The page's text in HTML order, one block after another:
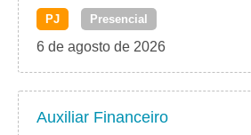
PJ Presencial
6 de agosto de 2026
Auxiliar Financeiro